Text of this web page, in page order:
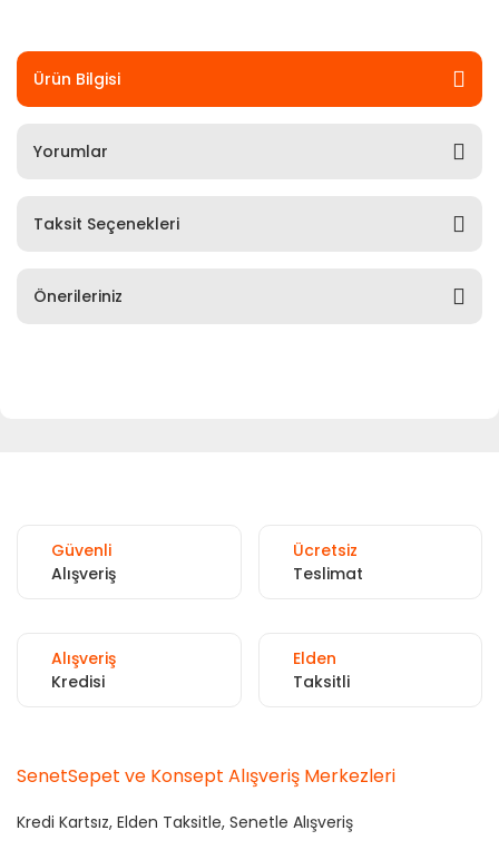
Ürün Bilgisi
Yorumlar
Taksit Seçenekleri
Önerileriniz
Güvenli
Alışveriş
Ücretsiz
Teslimat
Alışveriş
Kredisi
Elden
Taksitli
SenetSepet ve Konsept Alışveriş Merkezleri
Kredi Kartsız, Elden Taksitle, Senetle Alışveriş